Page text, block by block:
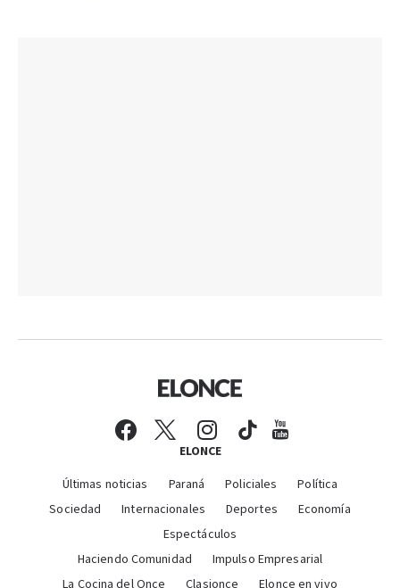
ELONCE
Últimas noticias Paraná Policiales
Política
Sociedad
Internacionales Deportes
Economía
Espectáculos
Haciendo Comunidad
Impulso Empresarial
La Cocina del Once
Clasionce Elonce en vivo